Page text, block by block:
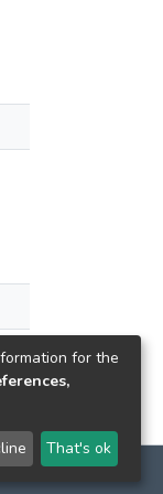
for the
That's ok